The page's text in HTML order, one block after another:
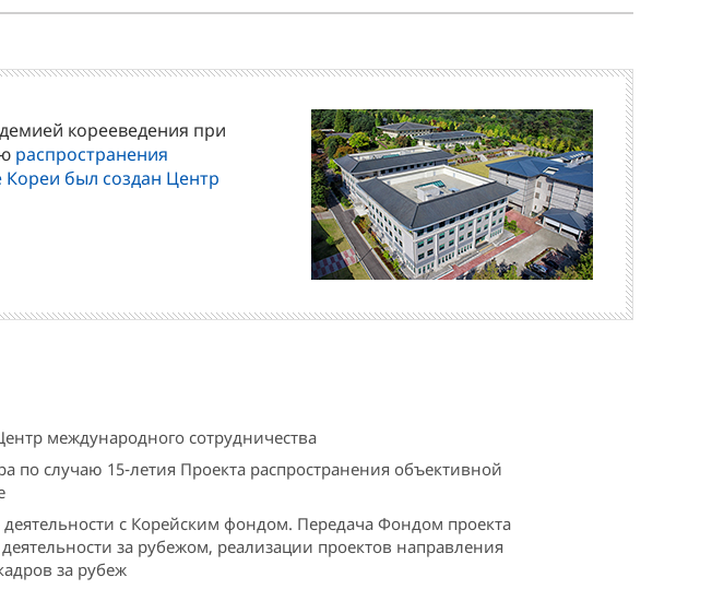
корееведения при
распространения
был создан Центр
международного сотрудничества
по случаю 15-летия Проекта распространения объективной
деятельности с Корейским фондом. Передача Фондом проекта
за рубежом, реализации проектов направления
за рубеж